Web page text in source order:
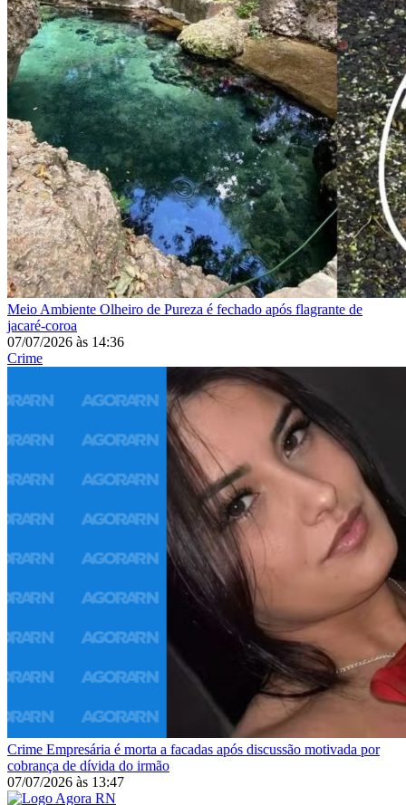
Meio Ambiente Olheiro de Pureza é fechado após flagrante de
jacaré-coroa
07/07/2026 às 14:36
Crime
Crime Empresária é morta a facadas após discussão motivada por
cobrança de dívida do irmão
07/07/2026 às 13:47